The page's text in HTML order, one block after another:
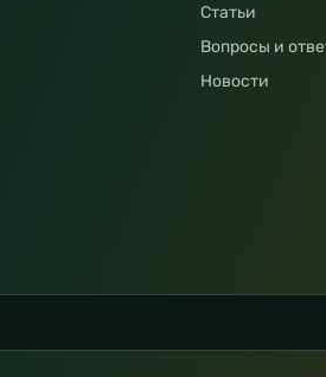
Статьи
Вопросы и
Новости